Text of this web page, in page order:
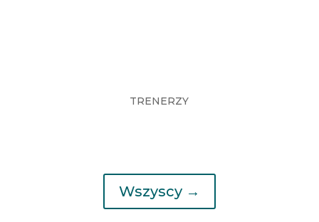
TRENERZY
Wszyscy →